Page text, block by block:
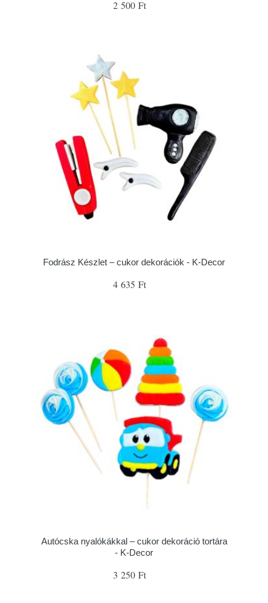
2 500 Ft
Fodrász Készlet – cukor dekorációk - K-Decor
4 635 Ft
Autócska nyalókákkal – cukor dekoráció tortára
- K-Decor
3 250 Ft